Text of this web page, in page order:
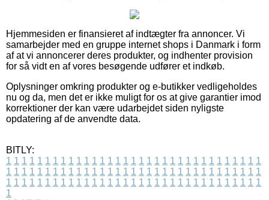
Hjemmesiden er finansieret af indtægter fra annoncer. Vi
samarbejder med en gruppe internet shops i Danmark i form
af at vi annoncerer deres produkter, og indhenter provision
for så vidt en af vores besøgende udfører et indkøb.
Oplysninger omkring produkter og e-butikker vedligeholdes
nu og da, men det er ikke muligt for os at give garantier imod
korrektioner der kan være udarbejdet siden nyligste
opdatering af de anvendte data.
BITLY:
1 1 1 1 1 1 1 1 1 1 1 1 1 1 1 1 1 1 1 1 1 1 1 1 1 1 1 1 1 1 1 1 1
1 1 1 1 1 1 1 1 1 1 1 1 1 1 1 1 1 1 1 1 1 1 1 1 1 1 1 1 1 1 1 1 1
1 1 1 1 1 1 1 1 1 1 1 1 1 1 1 1 1 1 1 1 1 1 1 1 1 1 1 1 1 1 1 1 1
1